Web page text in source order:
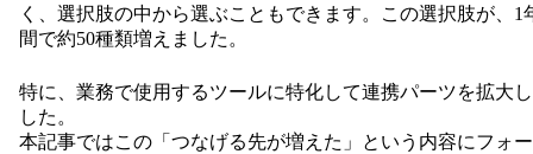
く、選択肢の中から選ぶこともできます。この選択肢が、1
間で約50種類増えました。
特に、業務で使用するツールに特化して連携パーツを拡大
した。
本記事ではこの「つなげる先が増えた」という内容にフォ